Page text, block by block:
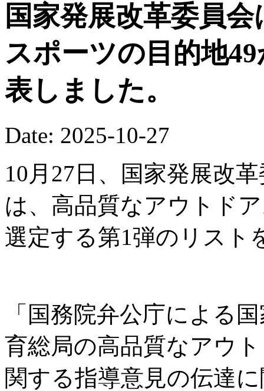
国家発展改革委員
スポーツの目的地
表しました。
Date: 2025-10-27
10月27日、国家発展改
は、高品質なアウトド
選定する第1弾のリスト
「国務院弁公庁による
育総局の高品質なアウ
関する指導意見の伝達